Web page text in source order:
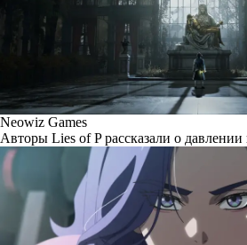
Neowiz Games
Авторы Lies of P рассказали о давлении